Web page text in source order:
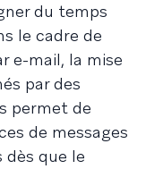
du temps
le cadre de
e-mail, la mise
par des
permet de
de messages
dès que le